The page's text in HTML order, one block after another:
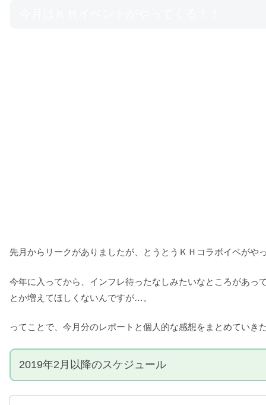
先月からリークがありましたが、とうとうＫＨコラボイベが
今年に入ってから、インフレ待ったなしみたいなところがあ
とか増えてほしくないんですが…。
ってことで、今月分のレポートと個人的な感想をまとめていき
2019年2月以降のスケジュール